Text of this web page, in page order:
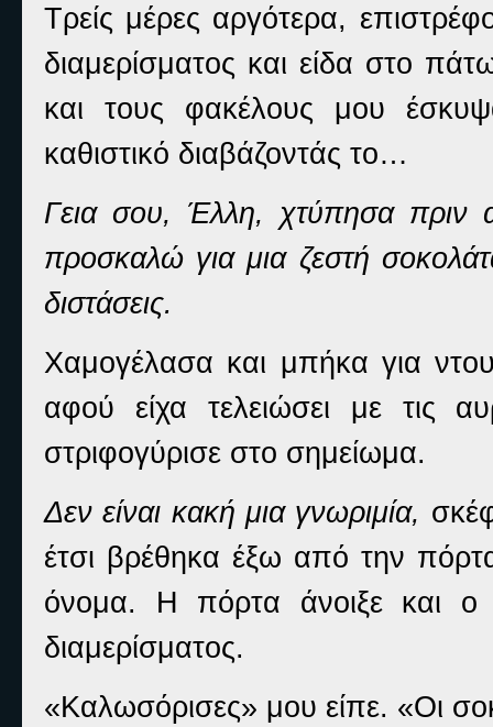
Τρείς μέρες αργότερα,
διαμερίσματος και είδα στο
και τους φακέλους μου
καθιστικό διαβάζοντάς το…
Γεια σου, Έλλη, χτύπησα πριν
προσκαλώ για μια ζεστή
διστάσεις.
Χαμογέλασα και μπήκα για
αφού είχα τελειώσει με τις
στριφογύρισε στο σημείωμα.
Δεν είναι κακή μια γνωριμία,
έτσι βρέθηκα έξω από την
όνομα. Η πόρτα άνοιξε και ο
διαμερίσματος.
«Καλωσόρισες» μου είπε. «Οι